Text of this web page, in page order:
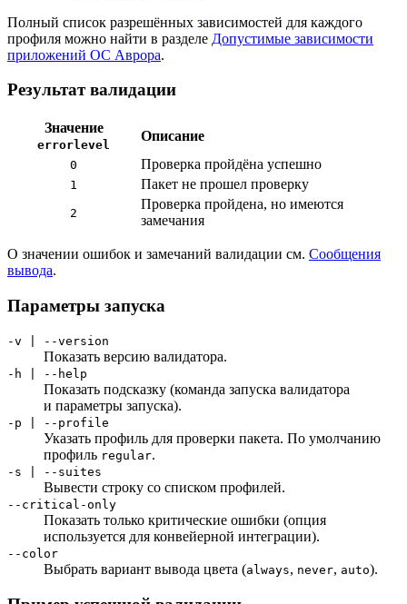
Полный список разрешённых зависимостей для каждого
профиля можно найти в разделе Допустимые зависимости
приложений ОС Аврора.
Результат валидации
Значение
errorlevel
Описание
0 Проверка пройдёна успешно
1 Пакет не прошел проверку
2
Проверка пройдена, но имеются
замечания
О значении ошибок и замечаний валидации см. Сообщения
вывода.
Параметры запуска
-v | --version
Показать версию валидатора.
-h | --help
Показать подсказку (команда запуска валидатора
и параметры запуска).
-p | --profile
Указать профиль для проверки пакета. По умолчанию
профиль regular.
-s | --suites
Вывести строку со списком профилей.
--critical-only
Показать только критические ошибки (опция
используется для конвейерной интеграции).
--color
Выбрать вариант вывода цвета (always, never, auto).